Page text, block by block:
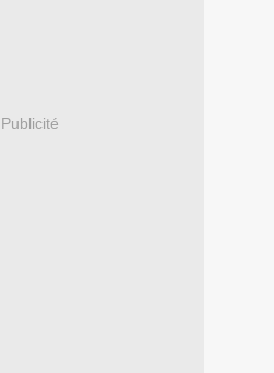
Publicité